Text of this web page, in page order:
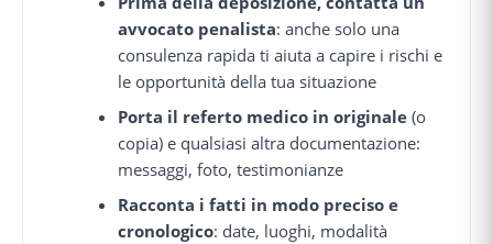
avvocato penalista: anche solo una
consulenza rapida ti aiuta a capire i rischi e
le opportunità della tua situazione
Porta il referto medico in originale (o
copia) e qualsiasi altra documentazione:
messaggi, foto, testimonianze
Racconta i fatti in modo preciso e
cronologico: date, luoghi, modalità